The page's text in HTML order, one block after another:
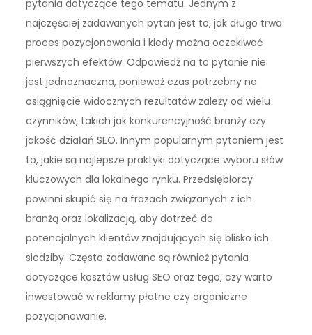
pytania dotyczące tego tematu. Jednym z
najczęściej zadawanych pytań jest to, jak długo trwa
proces pozycjonowania i kiedy można oczekiwać
pierwszych efektów. Odpowiedź na to pytanie nie
jest jednoznaczna, ponieważ czas potrzebny na
osiągnięcie widocznych rezultatów zależy od wielu
czynników, takich jak konkurencyjność branży czy
jakość działań SEO. Innym popularnym pytaniem jest
to, jakie są najlepsze praktyki dotyczące wyboru słów
kluczowych dla lokalnego rynku. Przedsiębiorcy
powinni skupić się na frazach związanych z ich
branżą oraz lokalizacją, aby dotrzeć do
potencjalnych klientów znajdujących się blisko ich
siedziby. Często zadawane są również pytania
dotyczące kosztów usług SEO oraz tego, czy warto
inwestować w reklamy płatne czy organiczne
pozycjonowanie.